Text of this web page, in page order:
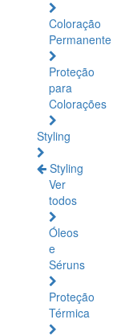
Coloração
Permanente
Proteção
para
Colorações
Styling
Styling
Ver
todos
Óleos
e
Séruns
Proteção
Térmica